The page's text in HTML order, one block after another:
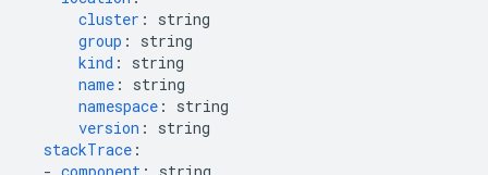
cluster :
string
group :
string
kind :
string
name :
string
namespace :
string
version :
string
stackTrace :